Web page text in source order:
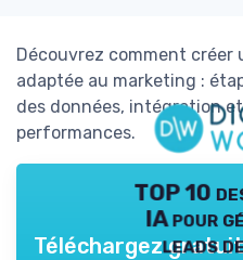
Découvrez comment
adaptée au marketing :
des données, intégration
performances.
TOP 10
IA pour
leads
Téléchargez